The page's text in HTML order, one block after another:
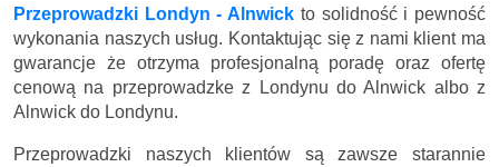
Przeprowadzki Londyn - Alnwick to solidność i pewność
wykonania naszych usług. Kontaktując się z nami klient ma
gwarancje że otrzyma profesjonalną poradę oraz ofertę
cenową na przeprowadzke z Londynu do Alnwick albo z
Alnwick do Londynu.
Przeprowadzki naszych klientów są zawsze starannie